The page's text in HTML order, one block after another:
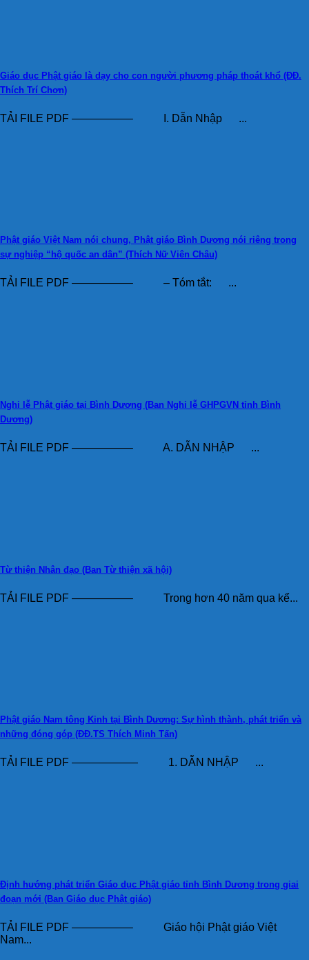
Giáo dục Phật giáo là dạy cho con người phương pháp thoát khổ (ĐĐ.
Thích Trí Chơn)
TẢI FILE PDF —————– I. Dẫn Nhập ...
Phật giáo Việt Nam nói chung, Phật giáo Bình Dương nói riêng trong
sự nghiệp “hộ quốc an dân” (Thích Nữ Viên Châu)
TẢI FILE PDF —————– – Tóm tắt: ...
Nghi lễ Phật giáo tại Bình Dương (Ban Nghi lễ GHPGVN tỉnh Bình
Dương)
TẢI FILE PDF —————– A. DẪN NHẬP ...
Từ thiện Nhân đạo (Ban Từ thiện xã hội)
TẢI FILE PDF —————– Trong hơn 40 năm qua kể...
Phật giáo Nam tông Kinh tại Bình Dương: Sự hình thành, phát triển và
những đóng góp (ĐĐ.TS Thích Minh Tấn)
TẢI FILE PDF —————— 1. DẪN NHẬP ...
Định hướng phát triển Giáo dục Phật giáo tỉnh Bình Dương trong giai
đoạn mới (Ban Giáo dục Phật giáo)
TẢI FILE PDF —————– Giáo hội Phật giáo Việt
Nam...